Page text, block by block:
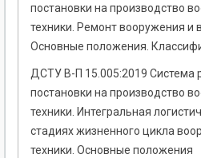
постановки на производство
техники. Ремонт вооружения и
Основные положения.
ДСТУ В-П 15.005:2019 Система
постановки на производство
техники. Интегральная
стадиях жизненного цикла
техники. Основные положения